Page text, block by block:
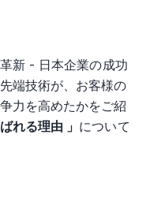
新 - 日本企業の成功
端技術が、お客様の
力を高めたかをご紹
れる理由 」 について